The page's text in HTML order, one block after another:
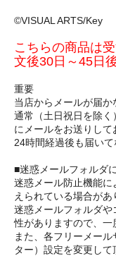
©VISUAL ARTS/Key
こちらの商品は
文後30日～45日
重要
当店からメールが届か
通常（土日祝日を除
にメールをお送りして
24時間経過後も届いて
■迷惑メールフォルダ
迷惑メール防止機能
えられている場合があ
迷惑メールフォルダ
性がありますので、一
また、各フリーメー
ター）設定を変更し